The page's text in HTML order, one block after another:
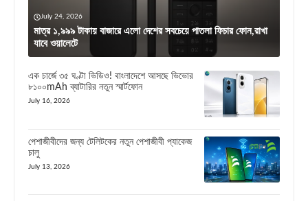
July 24, 2026
মাত্র ১,৯৯৯ টাকায় বাজারে এলো দেশের সবচেয়ে পাতলা ফিচার ফোন,রাখা
যাবে ওয়ালেটে
এক চার্জে ৩৫ ঘণ্টা ভিডিও! বাংলাদেশে আসছে ভিভোর
৮১০০mAh ব্যাটারির নতুন স্মার্টফোন
July 16, 2026
পেশাজীবীদের জন্য টেলিটকের নতুন পেশাজীবী প্যাকেজ
চালু
July 13, 2026